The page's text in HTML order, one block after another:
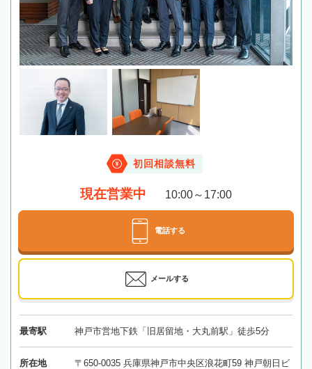
初回相談無料
現在営業中 10:00～17:00
電話する
メールする
最寄駅 神戸市営地下鉄「旧居留地・大丸前駅」徒歩5分
所在地
〒650-0035 兵庫県神戸市中央区浪花町59 神戸朝日ビ